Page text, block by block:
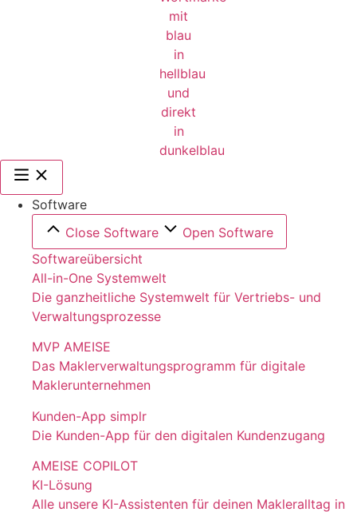
Software
Close Software
Open Software
Softwareübersicht
All-in-One Systemwelt
Die ganzheitliche Systemwelt für Vertriebs- und
Verwaltungsprozesse
MVP AMEISE
Das Maklerverwaltungsprogramm für digitale
Maklerunternehmen
Kunden-App simplr
Die Kunden-App für den digitalen Kundenzugang
AMEISE COPILOT
KI-Lösung
Alle unsere KI-Assistenten für deinen Makleralltag in